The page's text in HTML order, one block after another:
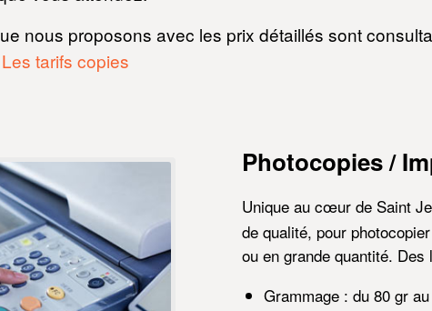
nous proposons avec les prix détaillés sont
Les tarifs copies
Photocopies /
Unique au cœur de Saint
de qualité, pour
ou en grande quantité.
Grammage : du 80 gr